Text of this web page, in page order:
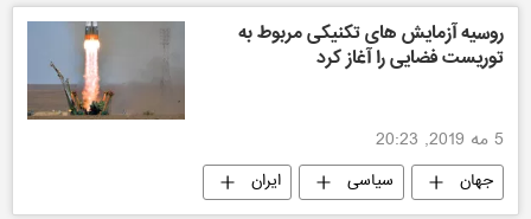
روسیه آزمایش های تکنیکی مربوط به
توریست فضایی را آغاز کرد
5 مه 2019, 20:23
جهان سیاسی ایران